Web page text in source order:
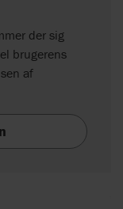
der sig
brugerens
af